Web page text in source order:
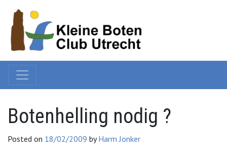
Botenhelling nodig ?
Posted on 18/02/2009 byHarm Jonker